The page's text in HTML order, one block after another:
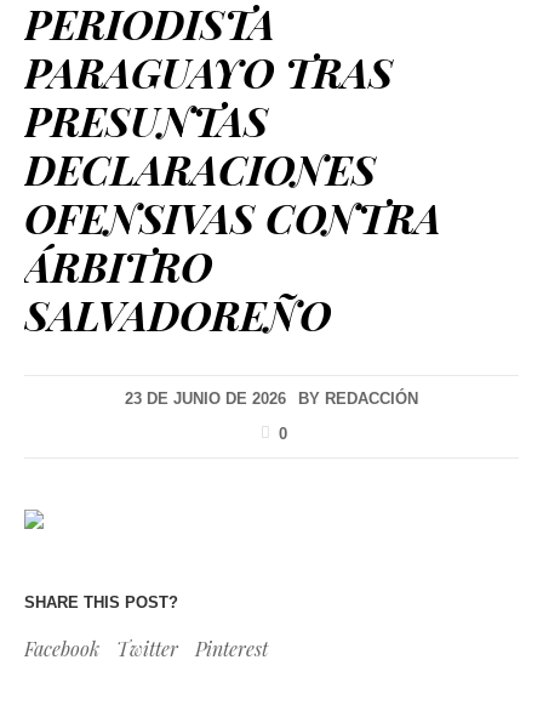
PERIODISTA
PARAGUAYO TRAS
PRESUNTAS
DECLARACIONES
OFENSIVAS CONTRA
ÁRBITRO
SALVADOREÑO
23 DE JUNIO DE 2026 BY REDACCIÓN
0
SHARE THIS POST?
Facebook Twitter Pinterest